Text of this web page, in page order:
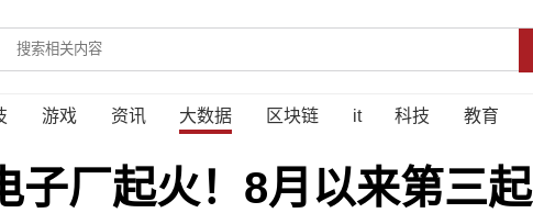
游戏 资讯 大数据 区块链 it 科技 教育
子厂起火！8月以来第三起